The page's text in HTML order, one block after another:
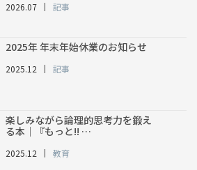
2026.07 記事
2025年 年末年始休業のお知らせ
2025.12 記事
楽しみながら論理的思考力を鍛え
る本｜『もっと!! …
2025.12 教育